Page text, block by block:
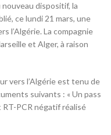
dispositif, la
ce lundi 21 mars, une
l’Algérie. La compagnie
et Alger, à raison
vers l’Algérie est tenu de
suivants : « Un pass
PCR négatif réalisé